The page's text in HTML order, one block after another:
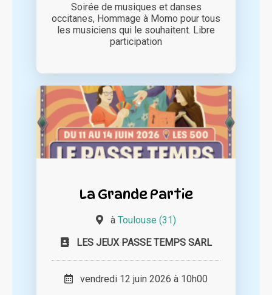
Soirée de musiques et danses
occitanes, Hommage à Momo pour tous
les musiciens qui le souhaitent. Libre
participation
La Grande Partie
à Toulouse (31)
LES JEUX PASSE TEMPS SARL
vendredi 12 juin 2026 à 10h00